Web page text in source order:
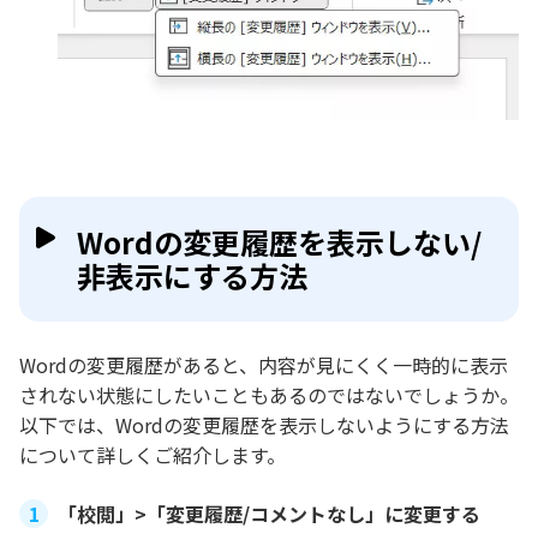
Wordの変更履歴を表示しない/
非表示にする方法
Wordの変更履歴があると、内容が見にくく一時的に表示
されない状態にしたいこともあるのではないでしょうか。
以下では、Wordの変更履歴を表示しないようにする方法
について詳しくご紹介します。
「校閲」>「変更履歴/コメントなし」に変更する